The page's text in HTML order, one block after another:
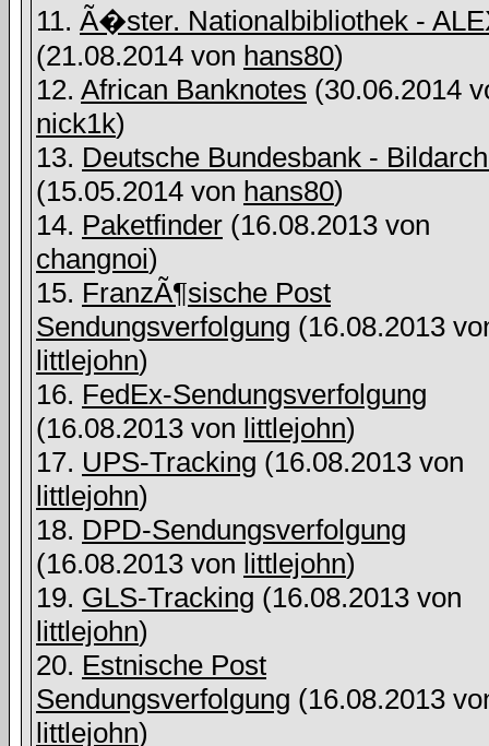
11. Ã�ster. Nationalbibliothek -
(21.08.2014 von hans80)
12. African Banknotes (30.06.2014
nick1k)
13. Deutsche Bundesbank -
(15.05.2014 von hans80)
14. Paketfinder (16.08.2013 von
changnoi)
15. FranzÃ¶sische Post
Sendungsverfolgung (16.08.2013
littlejohn)
16. FedEx-Sendungsverfolgung
(16.08.2013 von littlejohn)
17. UPS-Tracking (16.08.2013 von
littlejohn)
18. DPD-Sendungsverfolgung
(16.08.2013 von littlejohn)
19. GLS-Tracking (16.08.2013 von
littlejohn)
20. Estnische Post
Sendungsverfolgung (16.08.2013
littlejohn)